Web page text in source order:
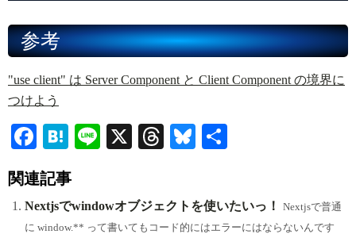
参考
"use client" は Server Component と Client Component の境界に
つけよう
Fa
bo
ok
H
en
a
Li
X
T
ds
Bl
y
関連記事
Nextjsでwindowオブジェクトを使いたいっ！
Nextjsで普通
に window.** って書いてもコード的にはエラーにはならないんです